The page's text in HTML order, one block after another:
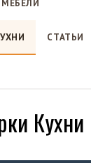
СТАТЬИ
Кухни